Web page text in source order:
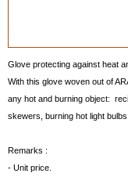
Glove protecting against heat
With this glove woven out of
any hot and burning object:
skewers, burning hot light
Remarks :
- Unit price.